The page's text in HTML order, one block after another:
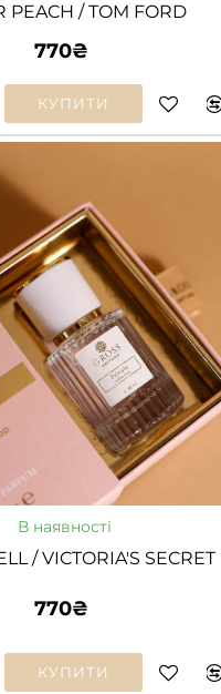
PEACH / TOM FORD
770₴
КУПИТИ
В наявності
/ VICTORIA'S SECRET
770₴
КУПИТИ